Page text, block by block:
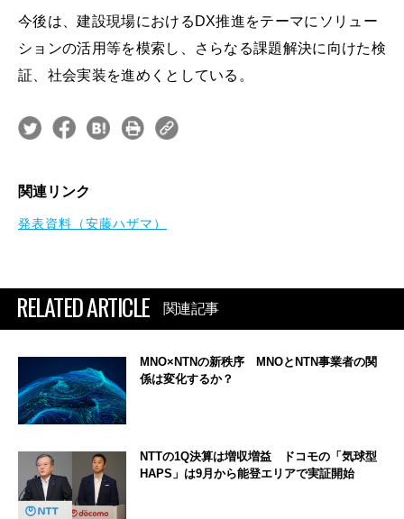
今後は、建設現場におけるDX推進をテーマにソリュー
ションの活用等を模索し、さらなる課題解決に向けた検
証、社会実装を進めくとしている。
関連リンク
発表資料（安藤ハザマ）
RELATED ARTICLE 関連記事
MNO×NTNの新秩序 MNOとNTN事業者の関
係は変化するか？
NTTの1Q決算は増収増益 ドコモの「気球型
HAPS」は9月から能登エリアで実証開始